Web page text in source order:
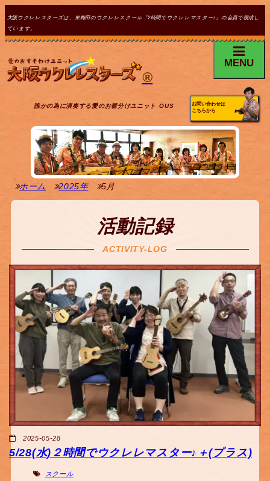
大阪ウクレレスターズは、東梅田のウクレレスクール『2時間でウクレレマスター♪』の会員で構成し
ています。
®
MENU
誰かの為に演奏する愛のお裾分けユニット OUS
お問い合わせは
こちらから
ホーム 2025年 5月
活動記録
ACTIVITY-LOG
2025-05-28
5/28(水)２時間でウクレレマスター♪＋(プラス)
スクール